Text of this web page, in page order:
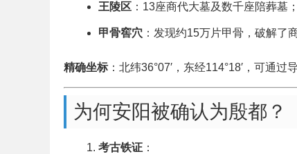
王陵区 ：13座商代大墓及数千座陪葬墓；
甲骨窖穴 ：发现约15万片甲骨，破解了
精确坐标：北纬36°07′，东经114°18′，可通过
为何安阳被确认为殷都？
考古铁证 ：